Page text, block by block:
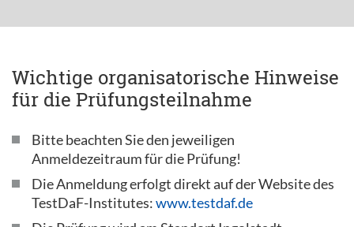
Wichtige organisatorische Hinweise
für die Prüfungsteilnahme
Bitte beachten Sie den jeweiligen
Anmeldezeitraum für die Prüfung!
Die Anmeldung erfolgt direkt auf der Website des
TestDaF-Institutes:www.testdaf.de